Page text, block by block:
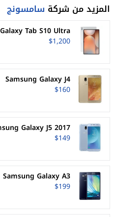
المزيد من شركة سامسونج
Tab S10 Ultra
$1,200
Samsung Galaxy J4
$160
Galaxy J5 2017
$149
Samsung Galaxy A3
$199